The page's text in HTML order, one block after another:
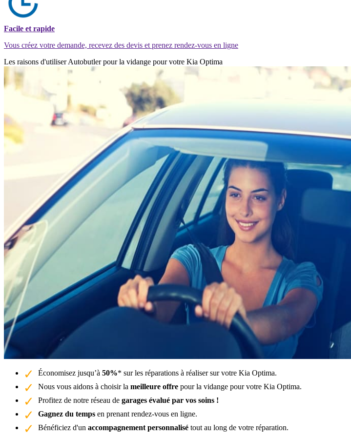
Facile et rapide
Vous créez votre demande, recevez des devis et prenez rendez-vous en ligne
Les raisons d'utiliser Autobutler pour la vidange pour votre Kia Optima
Économisez jusqu’à 50%* sur les réparations à réaliser sur votre Kia Optima.
Nous vous aidons à choisir la meilleure offre pour la vidange pour votre Kia Optima.
Profitez de notre réseau de garages évalué par vos soins !
Gagnez du temps en prenant rendez-vous en ligne.
Bénéficiez d'un accompagnement personnalisé tout au long de votre réparation.